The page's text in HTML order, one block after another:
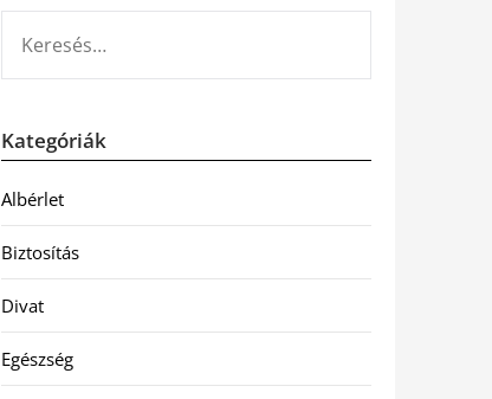
Kategóriák
Albérlet
Biztosítás
Divat
Egészség